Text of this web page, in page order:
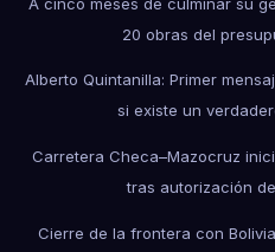
20 obras del
Alberto Quintanilla: Primer
si existe un
Carretera Checa–Mazocruz
tras autorización
Cierre de la frontera con